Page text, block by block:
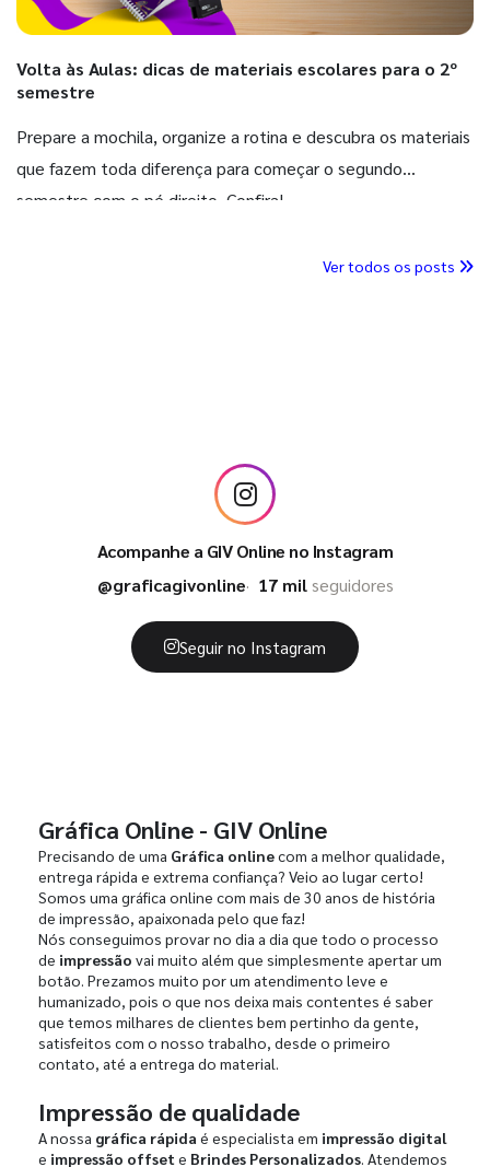
Volta às Aulas: dicas de materiais escolares para o 2º
semestre
Prepare a mochila, organize a rotina e descubra os materiais
que fazem toda diferença para começar o segundo
semestre com o pé direito. Confira!
Ver todos os posts
Acompanhe a GIV Online no Instagram
@graficagivonline
17 milseguidores
Seguir no Instagram
Gráfica Online - GIV Online
Precisando de uma Gráfica onlinecom a melhor qualidade,
entrega rápida e extrema confiança? Veio ao lugar certo!
Somos uma gráfica online com mais de 30 anos de história
de impressão, apaixonada pelo que faz!
Nós conseguimos provar no dia a dia que todo o processo
de impressão vai muito além que simplesmente apertar um
botão. Prezamos muito por um atendimento leve e
humanizado, pois o que nos deixa mais contentes é saber
que temos milhares de clientes bem pertinho da gente,
satisfeitos com o nosso trabalho, desde o primeiro
contato, até a entrega do material.
Impressão de qualidade
A nossa gráfica rápida é especialista em impressão digital
e impressão offset e Brindes Personalizados. Atendemos